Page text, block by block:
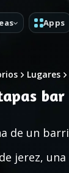
Apps
Lugares
bar
de un
jerez,